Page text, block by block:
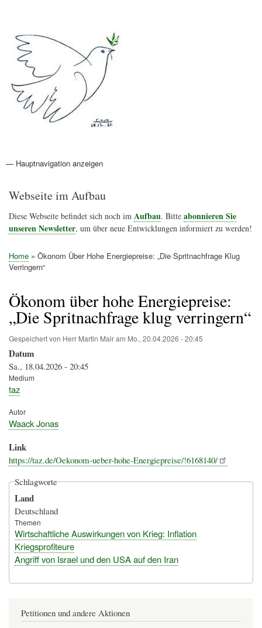
Hauptnavigation
— Hauptnavigation anzeigen
Aktionen
Friedensbewegung
Friedensprojekte
Home
Konflikte
Links
Narichtenlinks
News
Politik
Termine
Texte
Kunst
Friedensexperten
Friedensforschung
Friedensinitiativen
Friedensnachrichten
Webseite im Aufbau
Diese Webseite befindet sich noch im Aufbau. Bitte abonnieren Sie
unseren Newsletter, um über neue Entwicklungen informiert zu werden!
Pfadnavigation
Home
Ökonom Über Hohe Energiepreise: „Die Spritnachfrage Klug
Verringern“
Ökonom über hohe Energiepreise:
„Die Spritnachfrage klug verringern“
Gespeichert von Herr Martin Mairam Mo., 20.04.2026 - 20:45
Datum
Sa., 18.04.2026 - 20:45
Medium
taz
Autor
Waack Jonas
Link
https://taz.de/Oekonom-ueber-hohe-Energiepreise/!6168140/
Schlagworte
Land
Deutschland
Themen
Wirtschaftliche Auswirkungen von Krieg: Inflation
Kriegsprofiteure
Angriff von Israel und den USA auf den Iran
Petitionen und andere Aktionen